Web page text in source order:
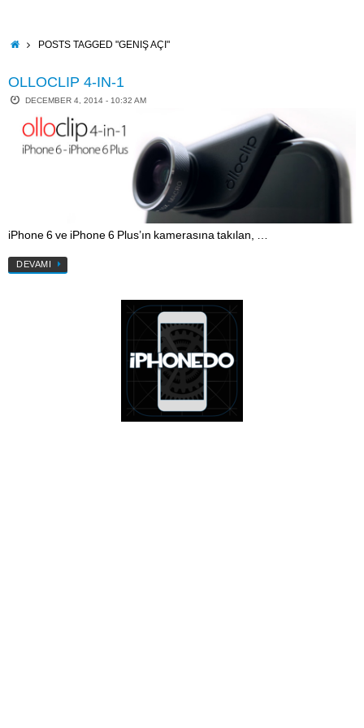
contentHOMEPOSTS TAGGED "GENIŞ AÇI"
OLLOCLIP 4-IN-1
DECEMBER 4, 2014 - 10:32 AM
iPhone 6 ve iPhone 6 Plus’ın kamerasına takılan, …
DEVAMI